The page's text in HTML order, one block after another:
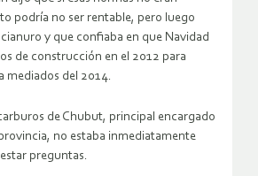
podría no ser rentable, pero luego
y que confiaba en que Navidad
de construcción en el 2012 para
mediados del 2014.
de Chubut, principal encargado
no estaba inmediatamente
preguntas.